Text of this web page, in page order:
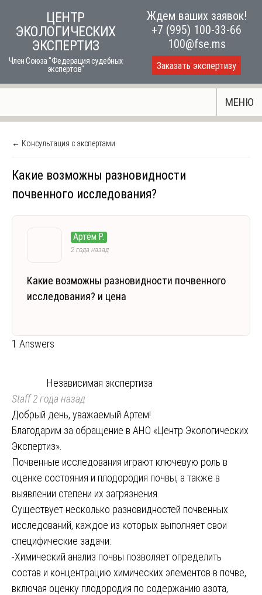
content
ЦЕНТР
ЭКОЛОГИЧЕСКИХ
ЭКСПЕРТИЗ
Член Союза "Федерация судебных
экспертов"
Ждем ваших заявок!
+7 (995) 100-33-66
100@fse.ms
Заказать экспертизу
МЕНЮ
← Консультация с экспертами
Какие возможны разновидности
почвенного исследования?
Артём Р.
2 года назад
Какие возможны разновидности почвенного
исследования? и цена
1 Answers
Независимая экспертиза
Staff2 года назад
Добрый день, уважаемый Артем!
Благодарим за обращение в АНО «Центр Экологических
Экспертиз».
Почвенные исследования играют ключевую роль в
оценке состояния и плодородия почвы, а также в
выявлении степени их загрязнения.
Существует несколько разновидностей почвенных
исследований, каждое из которых выполняет свои
специфические задачи:
-Химический анализ почвы позволяет определить
состав и концентрацию химических элементов в почве,
включая оценку плодородия по содержанию азота,